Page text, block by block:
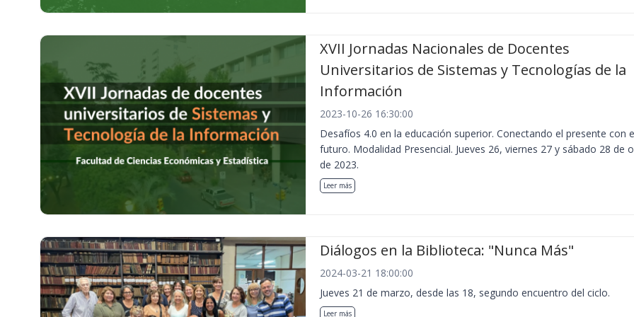
XVII Jornadas Nacionales de Docentes
Universitarios de Sistemas y Tecnologías de la
Información
2023-10-26 16:30:00
Desafíos 4.0 en la educación superior. Conectando el presente con
futuro. Modalidad Presencial. Jueves 26, viernes 27 y sábado 28 de
de 2023.
Leer más
Diálogos en la Biblioteca: "Nunca Más"
2024-03-21 18:00:00
Jueves 21 de marzo, desde las 18, segundo encuentro del ciclo.
Leer más